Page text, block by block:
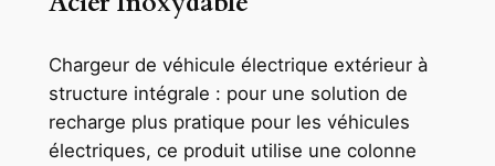
Chargeur de véhicule électrique extérieur à
structure intégrale : pour une solution de
recharge plus pratique pour les véhicules
électriques, ce produit utilise une colonne